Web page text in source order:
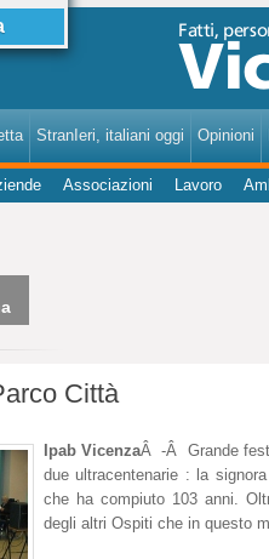
StranIeri, italiani oggi Opinioni
Associazioni Lavoro
Città
Ipab VicenzaÂ -Â Grande
due ultracentenarie : la
che ha compiuto 103 anni.
degli altri Ospiti che in questo